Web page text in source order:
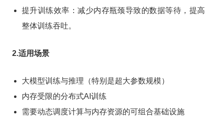
提升训练效率：减少内存瓶颈导致的数据等待，提高
整体训练吞吐。
2.适用场景
大模型训练与推理（特别是超大参数规模）
内存受限的分布式AI训练
需要动态调度计算与内存资源的可组合基础设施